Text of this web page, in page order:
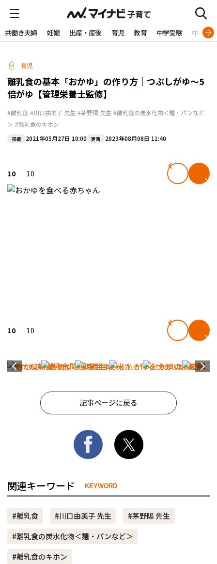
共働き夫婦 妊娠 出産・産後 育児 教育 中学受験 中学生
育児
離乳食の基本「おかゆ」の作り方｜つぶしがゆ～5
倍がゆ【管理栄養士監修】
#離乳食 #川口由美子 先生 #茅野陽 先生 #離乳食の炭水化物＜麺・パンなど
＞ #離乳食のキホン
掲載 2021年05月27日 10:00 更新 2023年08月08日 11:40
10 10
10 10
記事ページに戻る
関連キーワード KEYWORD
#離乳食 #川口由美子 先生
#茅野陽 先生
#離乳食の炭水化物＜麺・パンなど＞
#離乳食のキホン